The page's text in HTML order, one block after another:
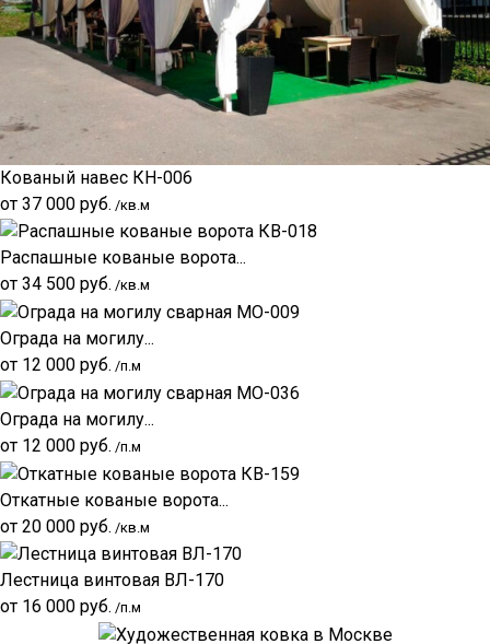
Кованый навес КН-006
от 37 000 руб. /кв.м
Распашные кованые ворота...
от 34 500 руб. /кв.м
Ограда на могилу...
от 12 000 руб. /п.м
Ограда на могилу...
от 12 000 руб. /п.м
Откатные кованые ворота...
от 20 000 руб. /кв.м
Лестница винтовая ВЛ-170
от 16 000 руб. /п.м